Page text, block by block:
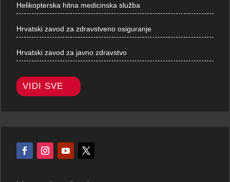
Helikopterska hitna medicinska služba
Hrvatski zavod za zdravstveno osiguranje
Hrvatski zavod za javno zdravstvo
VIDI SVE